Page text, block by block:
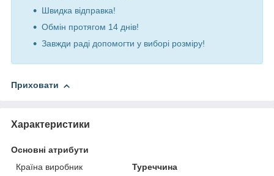
Швидка відправка!
Обмін протягом 14 днів!
Завжди раді допомогти у виборі розміру!
Приховати
Характеристики
Основні атрибути
Країна виробник
Туреччина